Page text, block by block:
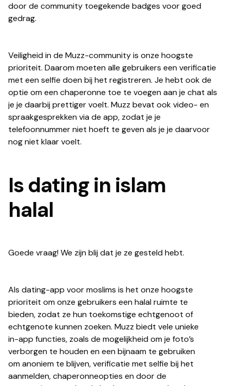
door de community toegekende badges voor goed
gedrag.
Veiligheid in de Muzz-community is onze hoogste
prioriteit. Daarom moeten alle gebruikers een verificatie
met een selfie doen bij het registreren. Je hebt ook de
optie om een chaperonne toe te voegen aan je chat als
je je daarbij prettiger voelt. Muzz bevat ook video- en
spraakgesprekken via de app, zodat je je
telefoonnummer niet hoeft te geven als je je daarvoor
nog niet klaar voelt.
Is dating in islam
halal
Goede vraag! We zijn blij dat je ze gesteld hebt.
Als dating-app voor moslims is het onze hoogste
prioriteit om onze gebruikers een halal ruimte te
bieden, zodat ze hun toekomstige echtgenoot of
echtgenote kunnen zoeken. Muzz biedt vele unieke
in-app functies, zoals de mogelijkheid om je foto’s
verborgen te houden en een bijnaam te gebruiken
om anoniem te blijven, verificatie met selfie bij het
aanmelden, chaperonneopties en door de